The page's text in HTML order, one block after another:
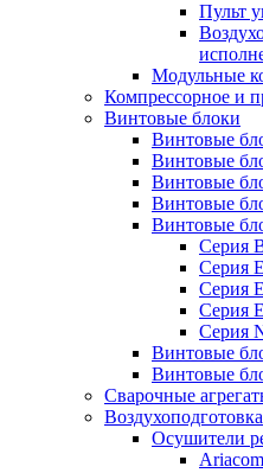
Пульт
Модульные
Компрессорное и
Винтовые блоки
Винтовые
Винтовые
Винтовые
Винтовые
Винтовые
Серия
Серия
Серия
Серия
Серия
Винтовые
Винтовые
Сварочные
Воздухоподготовка
Осушители
Ariacom